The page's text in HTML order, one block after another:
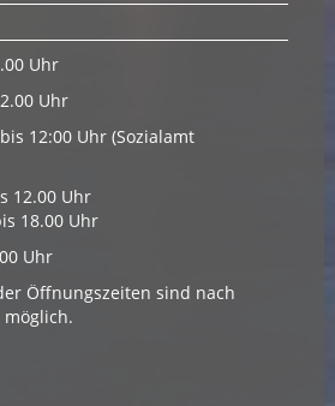
Uhr
Uhr
12:00 Uhr (Sozialamt
12.00 Uhr
Uhr
Uhr
Öffnungszeiten sind nach